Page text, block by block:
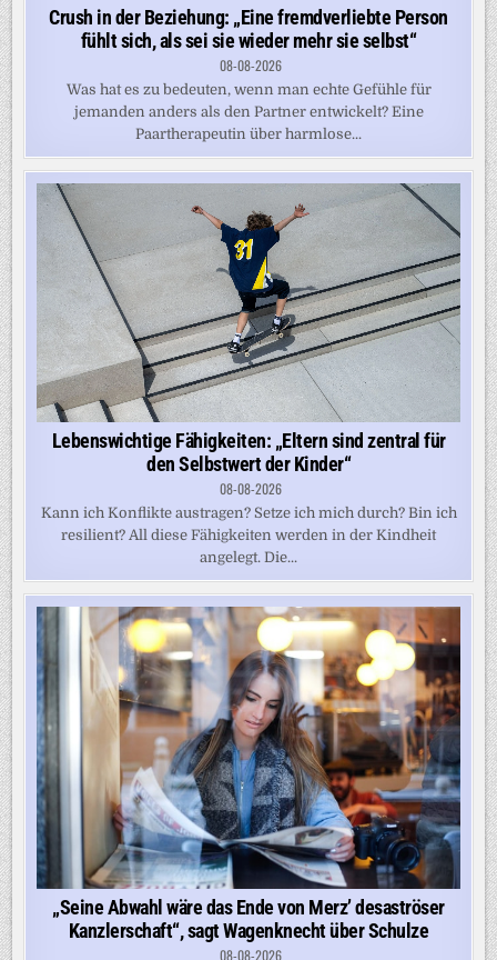
Crush in der Beziehung: „Eine fremdverliebte Person
fühlt sich, als sei sie wieder mehr sie selbst“
08-08-2026
Was hat es zu bedeuten, wenn man echte Gefühle für
jemanden anders als den Partner entwickelt? Eine
Paartherapeutin über harmlose...
Lebenswichtige Fähigkeiten: „Eltern sind zentral für
den Selbstwert der Kinder“
08-08-2026
Kann ich Konflikte austragen? Setze ich mich durch? Bin ich
resilient? All diese Fähigkeiten werden in der Kindheit
angelegt. Die...
„Seine Abwahl wäre das Ende von Merz’ desaströser
Kanzlerschaft“, sagt Wagenknecht über Schulze
08-08-2026